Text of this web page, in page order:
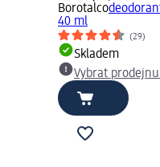
Borotalco
40 ml
(29)
Skladem
Vybrat